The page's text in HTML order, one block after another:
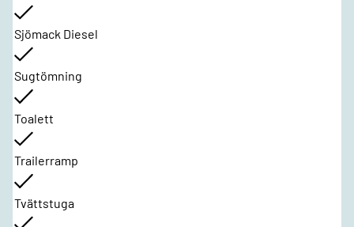
Sjömack Diesel
Sugtömning
Toalett
Trailerramp
Tvättstuga